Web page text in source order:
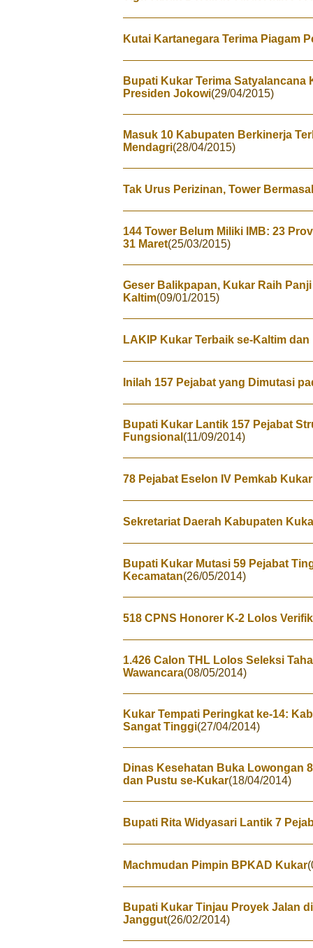
Kutai Kartanegara Terima Piagam
Bupati Kukar Terima
Presiden Jokowi(29/04/2015)
Masuk 10 Kabupaten Berkinerja
Mendagri(28/04/2015)
Tak Urus Perizinan, Tower
144 Tower Belum Miliki IMB: 23
31 Maret(25/03/2015)
Geser Balikpapan, Kukar Raih
Kaltim(09/01/2015)
LAKIP Kukar Terbaik se-Kaltim dan
Inilah 157 Pejabat yang Dimutasi
Bupati Kukar Lantik 157 Pejabat
Fungsional (11/09/2014)
78 Pejabat Eselon IV Pemkab
Sekretariat Daerah Kabupaten
Bupati Kukar Mutasi 59 Pejabat
Kecamatan(26/05/2014)
518 CPNS Honorer K-2 Lolos
1.426 Calon THL Lolos Seleksi
Wawancara(08/05/2014)
Kukar Tempati Peringkat ke-14:
Sangat Tinggi(27/04/2014)
Dinas Kesehatan Buka Lowongan
dan Pustu se-Kukar(18/04/2014)
Bupati Rita Widyasari Lantik 7
Machmudan Pimpin BPKAD Kukar
Bupati Kukar Tinjau Proyek Jalan
Janggut(26/02/2014)